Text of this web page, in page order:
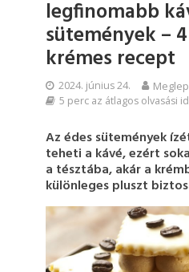
legfinomabb
sütemények –
krémes recept
2024. június 24.
5 perc az átlagos olvasási
Az édes sütemények
teheti a kávé, ezért
a tésztába, akár a
különleges pluszt